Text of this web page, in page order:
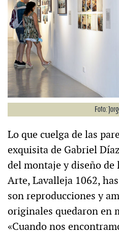
Foto:
Lo que cuelga de las
exquisita de Gabriel
del montaje y diseño
Arte, Lavalleja 1062,
son reproducciones y
originales quedaron en
«Cuando nos